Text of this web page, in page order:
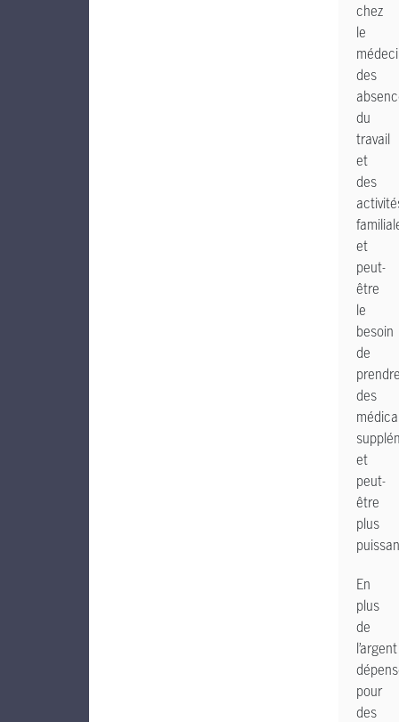
chez
le
des
du
travail
et
des
et
peut-
être
le
besoin
de
des
et
peut-
être
plus
En
plus
de
l’argent
pour
des